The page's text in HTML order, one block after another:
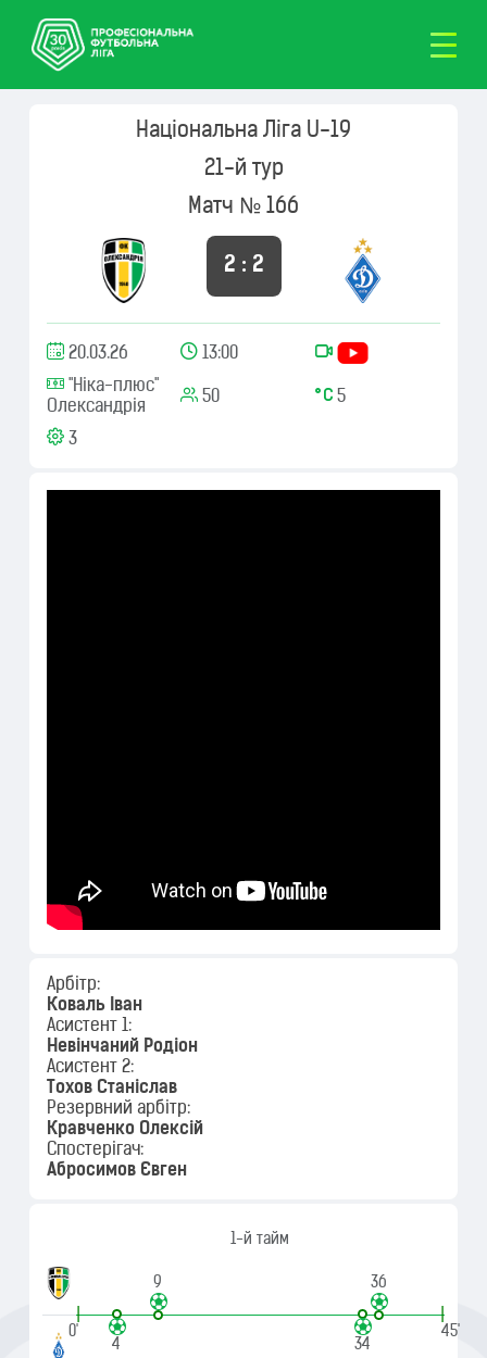
Національна Ліга U-19
21-й тур
Матч № 166
2 : 2
20.03.26
13:00
"Ніка-плюс"
Олександрія
50 5
3
Арбітр:
Коваль Іван
Асистент 1:
Невінчаний Родіон
Асистент 2:
Тохов Станіслав
Резервний арбітр:
Кравченко Олексій
Спостерігач:
Абросимов Євген
1-й тайм
9 36
|
0'
4
34
|
45'